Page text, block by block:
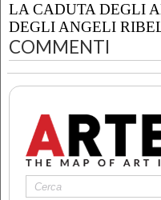
LA CADUTA DEGLI
DEGLI ANGELI
COMMENTI